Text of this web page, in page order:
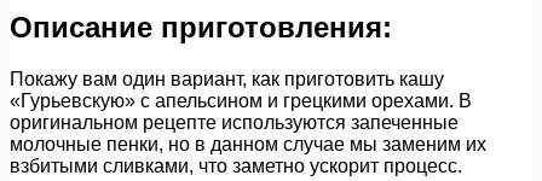
Описание приготовления:
Покажу вам один вариант, как приготовить кашу
«Гурьевскую» с апельсином и грецкими орехами. В
оригинальном рецепте используются запеченные
молочные пенки, но в данном случае мы заменим их
взбитыми сливками, что заметно ускорит процесс.